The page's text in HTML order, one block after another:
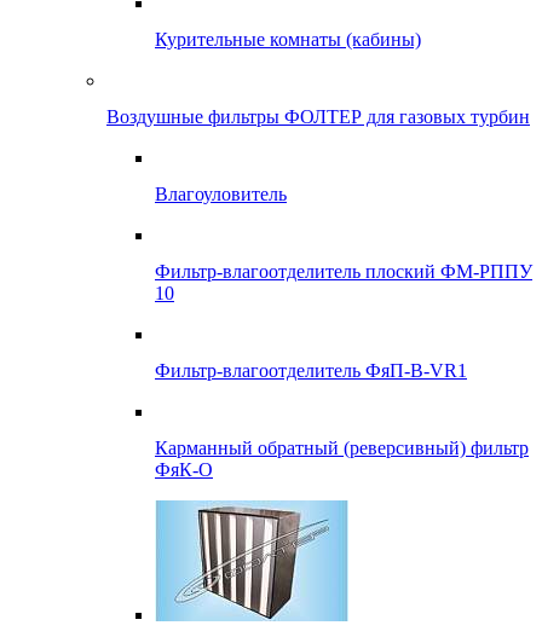
Курительные комнаты (кабины)
Воздушные фильтры ФОЛТЕР для газовых турбин
Влагоуловитель
Фильтр-влагоотделитель плоский ФМ-РППУ
10
Фильтр-влагоотделитель ФяП-В-VR1
Карманный обратный (реверсивный) фильтр
ФяК-О